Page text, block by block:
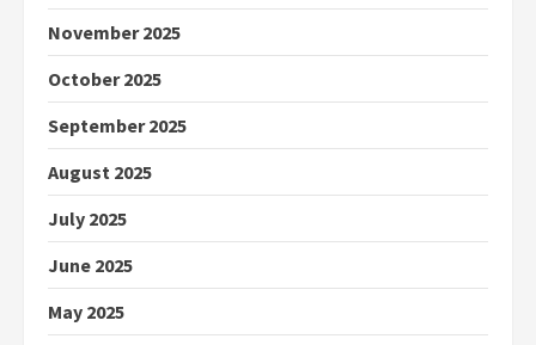
November 2025
October 2025
September 2025
August 2025
July 2025
June 2025
May 2025